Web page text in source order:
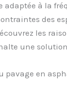
adaptée à la
des
les
une
pavage en